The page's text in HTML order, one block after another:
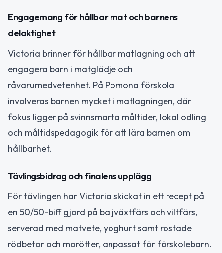
Engagemang för hållbar mat och barnens
delaktighet
Victoria brinner för hållbar matlagning och att
engagera barn i matglädje och
råvarumedvetenhet. På Pomona förskola
involveras barnen mycket i matlagningen, där
fokus ligger på svinnsmarta måltider, lokal odling
och måltidspedagogik för att lära barnen om
hållbarhet.
Tävlingsbidrag och finalens upplägg
För tävlingen har Victoria skickat in ett recept på
en 50/50-biff gjord på baljväxtfärs och viltfärs,
serverad med matvete, yoghurt samt rostade
rödbetor och morötter, anpassat för förskolebarn.